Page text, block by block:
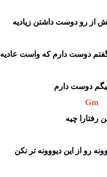
از رو دوست داشتن زیادیه
گفتم دوست دارم که واست عادیه
دوست دارم
Gm
رفتارا چیه
رو از این دیووونه تر نکن